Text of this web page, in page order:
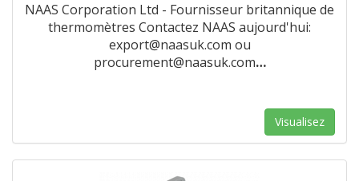
NAAS Corporation Ltd - Fournisseur britannique de
thermomètres Contactez NAAS aujourd'hui:
export@naasuk.com ou
procurement@naasuk.com…
Visualisez